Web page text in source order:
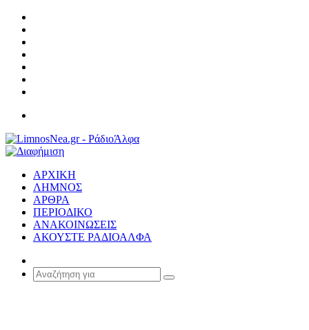
ΑΡΧΙΚΗ
ΛΗΜΝΟΣ
ΑΡΘΡΑ
ΠΕΡΙΟΔΙΚΟ
ΑΝΑΚΟΙΝΩΣΕΙΣ
ΑΚΟΥΣΤΕ ΡΑΔΙΟΑΛΦΑ
Article
Αναζήτηση